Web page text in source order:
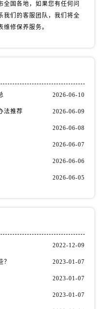
国各地，如果您有任何问
我们的客服团队，我们将全
修保养服务。
2026-06-10
法推荐 2026-06-09
2026-06-08
2026-06-07
2026-06-06
2026-06-05
2022-12-09
2023-01-07
2023-01-07
2023-01-07